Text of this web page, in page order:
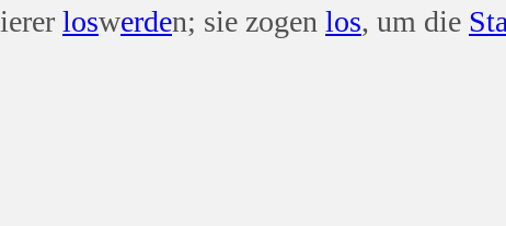
ierer loswerden; sie zogen los, um die